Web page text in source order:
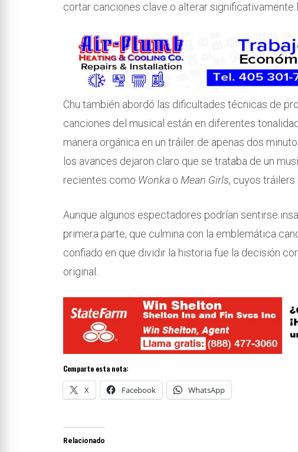
cortar canciones clave o alterar significativamente
Chu también abordó las dificultades técnicas de
canciones del musical están en diferentes
manera orgánica en un tráiler de apenas dos
los avances dejaron claro que se trataba de un
recientes como Wonka o Mean Girls, cuyos
Aunque algunos espectadores podrían sentirse
primera parte, que culmina con la emblemática
confiado en que dividir la historia fue la decisión
original.
Comparte esta nota:
X Facebook WhatsApp
Relacionado